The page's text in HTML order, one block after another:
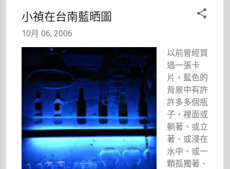
上台北工作
的大姊有五
在空閒、外
加大姊督
促、又想到
爸媽自己在
家的情形之
下，理所當
然地打包行
李回家去
囉。
小禎在台南藍晒圖
10月 06, 2006
以前曾經買
過一張卡
片，藍色的
背景中有許
許多多個瓶
子，裡面或
躺著、或立
著、或浸在
水中、或一
顆孤獨著、